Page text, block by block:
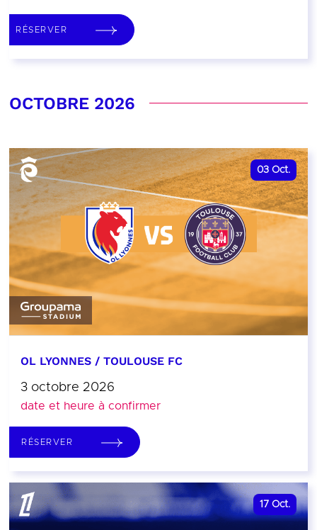
RÉSERVER
OCTOBRE 2026
03 Oct.
OL LYONNES / TOULOUSE FC
3 octobre 2026
date et heure à confirmer
RÉSERVER
17 Oct.